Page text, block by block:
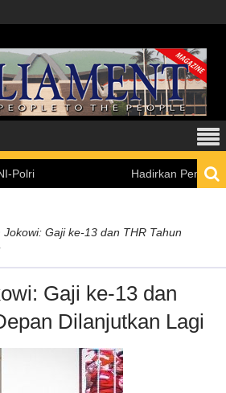
Hadirkan Pengalaman
Jokowi: Gaji ke-13 dan THR Tahun
Gaji ke-13 dan
Dilanjutkan Lagi